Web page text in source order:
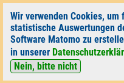
Wir verwenden Cookies,
statistische Auswertungen
Software Matomo zu
in unserer
Nein, bitte nicht